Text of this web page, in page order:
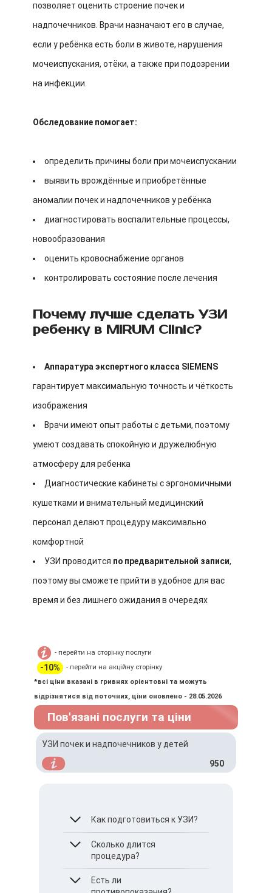
позволяет оценить строение почек и
надпочечников. Врачи назначают его в случае,
если у ребёнка есть боли в животе, нарушения
мочеиспускания, отёки, а также при подозрении
на инфекции.
Обследование помогает:
определить причины боли при мочеиспускании
выявить врождённые и приобретённые
аномалии почек и надпочечников у ребёнка
диагностировать воспалительные процессы,
новообразования
оценить кровоснабжение органов
контролировать состояние после лечения
Почему лучше сделать УЗИ
ребенку в MIRUM Clinic?
Аппаратура экспертного класса SIEMENS
гарантирует максимальную точность и чёткость
изображения
Врачи имеют опыт работы с детьми, поэтому
умеют создавать спокойную и дружелюбную
атмосферу для ребенка
Диагностические кабинеты с эргономичными
кушетками и внимательный медицинский
персонал делают процедуру максимально
комфортной
УЗИ проводится по предварительной записи,
поэтому вы сможете прийти в удобное для вас
время и без лишнего ожидания в очередях
- перейти на сторінку послуги
-10%
- перейти на акційну сторінку
*всі ціни вказані в гривнях орієнтовні та можуть
відрізнятися від поточних, ціни оновлено - 28.05.2026
Пов'язані послуги та ціни
УЗИ почек и надпочечников у детей
950
Как подготовиться к УЗИ?
За 30–60 минут до
процедуры ребенок
должен выпить воды,
чтобы во время
процедуры был наполнен
Сколько длится
процедура?
Приблизительно 15–20
Есть ли